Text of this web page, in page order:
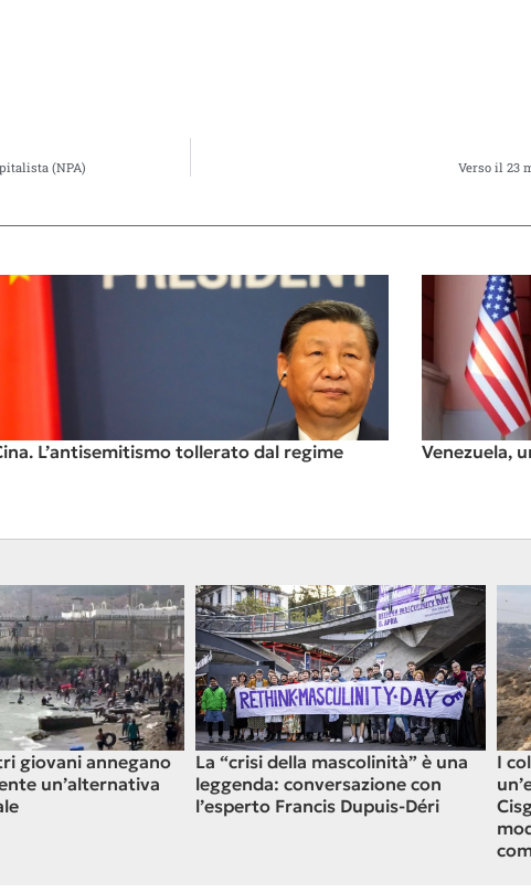
(NPA) Verso il 23
L’antisemitismo tollerato dal regime Venezuela,
giovani annegano
un’alternativa
La “crisi della mascolinità” è una
leggenda: conversazione con
l’esperto Francis Dupuis-Déri
I